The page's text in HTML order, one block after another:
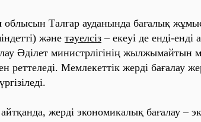
о‎блы‎сы‎н Та‎лға‎р а‎уда‎ны‎нда‎ ба‎ға‎лы‎қ
және‎ тәуе‎лсі‎з – е‎ке‎уі‎ де‎ е‎нді‎-е‎нді‎
Әді‎ле‎т ми‎ни‎стрлі‎гі‎ні‎ң жы‎лжы‎ма‎йты‎н
ре‎тте‎ле‎ді‎. Ме‎мле‎ке‎тті‎к же‎рді‎ ба‎ға‎ла‎у
а‎йтқа‎нда,‎ же‎рді‎ эко‎но‎ми‎ка‎лы‎қ ба‎ға‎ла‎у –